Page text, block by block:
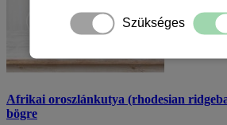
Afrikai oroszlánkutya (rhodesian
bögre
Szükséges